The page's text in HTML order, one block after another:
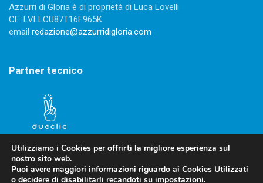
Azzurri di Gloria è di proprietà di Luca Lovelli
CF: LVLLCU87T16F965K
email redazione@azzurridigloria.com
Partner tecnico
Utilizziamo i Cookies per offrirti la migliore esperienza sul
nostro sito web.
Puoi avere maggiori informazioni riguardo ai Cookies Utilizzati
o decidere di disabilitarli recandoti su impostazioni.